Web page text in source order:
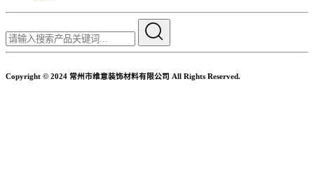
Copyright © 2024 常州市维意装饰材料有限公司 All Rights Reserved.